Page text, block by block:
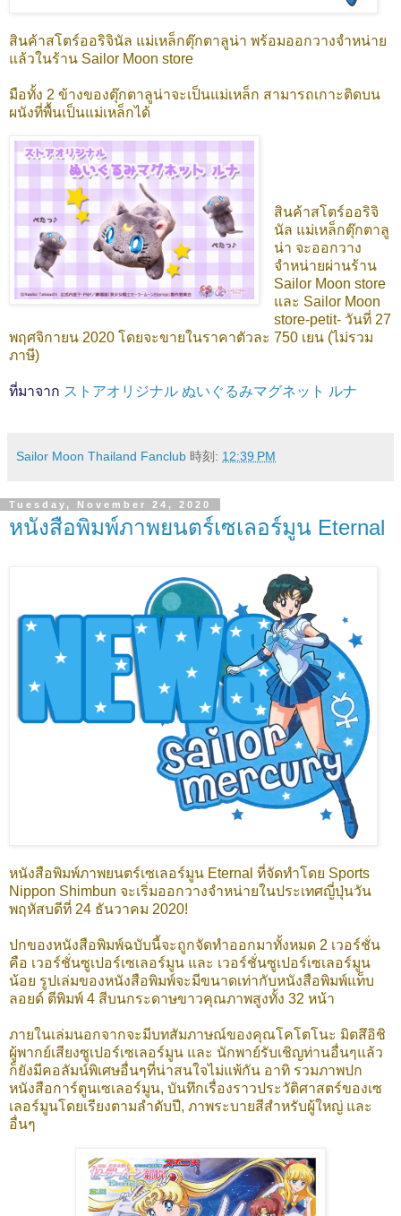
สินค้าสโตร์ออริจินัล แม่เหล็กตุ๊กตาลูน่า พร้อมออกวางจำหน่าย
แล้วในร้าน Sailor Moon store
มือทั้ง 2 ข้างของตุ๊กตาลูน่าจะเป็นแม่เหล็ก สามารถเกาะติดบน
ผนังที่พื้นเป็นแม่เหล็กได้
สินค้าสโตร์ออริจิ
นัล แม่เหล็กตุ๊กตาลู
น่า จะออกวาง
จำหน่ายผ่านร้าน
Sailor Moon store
และ Sailor Moon
store-petit- วันที่ 27
พฤศจิกายน 2020 โดยจะขายในราคาตัวละ 750 เยน (ไม่รวม
ภาษี)
ที่มาจาก ストアオリジナル ぬいぐるみマグネット ルナ
Sailor Moon Thailand Fanclub 時刻: 12:39 PM
Tuesday, November 24, 2020
หนังสือพิมพ์ภาพยนตร์เซเลอร์มูน Eternal
หนังสือพิมพ์ภาพยนตร์เซเลอร์มูน Eternal ที่จัดทำโดย Sports
Nippon Shimbun จะเริ่มออกวางจำหน่ายในประเทศญี่ปุ่นวัน
พฤหัสบดีที่ 24 ธันวาคม 2020!
ปกของหนังสือพิมพ์ฉบับนี้จะถูกจัดทำออกมาทั้งหมด 2 เวอร์ชั่น
คือ เวอร์ชั่นซูเปอร์เซเลอร์มูน และ เวอร์ชั่นซูเปอร์เซเลอร์มูน
น้อย รูปเล่มของหนังสือพิมพ์จะมีขนาดเท่ากับหนังสือพิมพ์แท็บ
ลอยด์ ตีพิมพ์ 4 สีบนกระดาษขาวคุณภาพสูงทั้ง 32 หน้า
ภายในเล่มนอกจากจะมีบทสัมภาษณ์ของคุณโคโตโนะ มิตสึอิชิ
ผู้พากย์เสียงซูเปอร์เซเลอร์มูน และ นักพาย์รับเชิญท่านอื่นๆแล้ว
ก็ยังมีคอลัมน์พิเศษอื่นๆที่น่าสนใจไม่แพ้กัน อาทิ รวมภาพปก
หนังสือการ์ตูนเซเลอร์มูน, บันทึกเรื่องราวประวัติศาสตร์ของเซ
เลอร์มูนโดยเรียงตามลำดับปี, ภาพระบายสีสำหรับผู้ใหญ่ และ
อื่นๆ